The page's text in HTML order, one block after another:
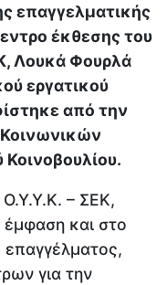
επαγγελματικής
έκθεσης του
Λουκά Φουρλά
εργατικού
από την
– ΣΕΚ,
έμφαση και στο
επαγγέλματος,
για την